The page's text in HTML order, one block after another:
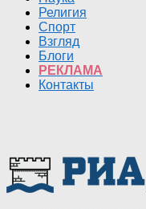
Религия
Спорт
Взгляд
Блоги
РЕКЛАМА
Контакты